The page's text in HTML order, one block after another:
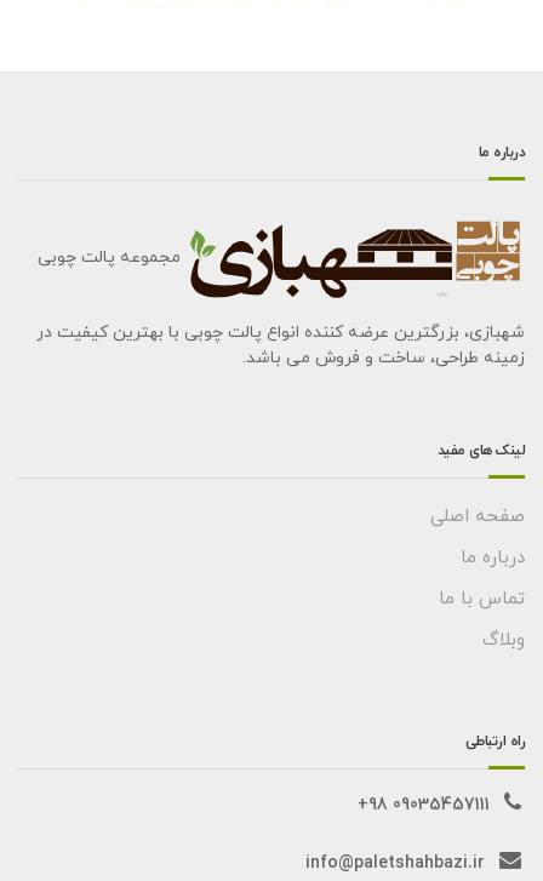
درباره ما
مجموعه پالت چوبی
شهبازی، بزرگترین عرضه کننده انواع پالت چوبی با بهترین کیفیت در
زمینه طراحی، ساخت و فروش می باشد.
لینک های مفید
صفحه اصلی
درباره ما
تماس با ما
وبلاگ
راه ارتباطی
09035457111 98+
info@paletshahbazi.ir